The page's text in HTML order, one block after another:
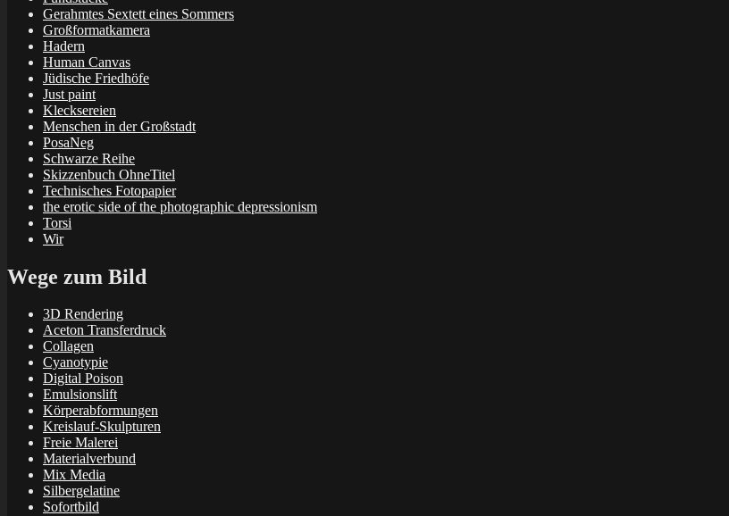
Gerahmtes Sextett eines Sommers
Großformatkamera
Hadern
Human Canvas
Jüdische Friedhöfe
Just paint
Klecksereien
Menschen in der Großstadt
PosaNeg
Schwarze Reihe
Skizzenbuch OhneTitel
Technisches Fotopapier
the erotic side of the photographic depressionism
Torsi
Wir
Wege zum Bild
3D Rendering
Aceton Transferdruck
Collagen
Cyanotypie
Digital Poison
Emulsionslift
Körperabformungen
Kreislauf-Skulpturen
Freie Malerei
Materialverbund
Mix Media
Silbergelatine
Sofortbild